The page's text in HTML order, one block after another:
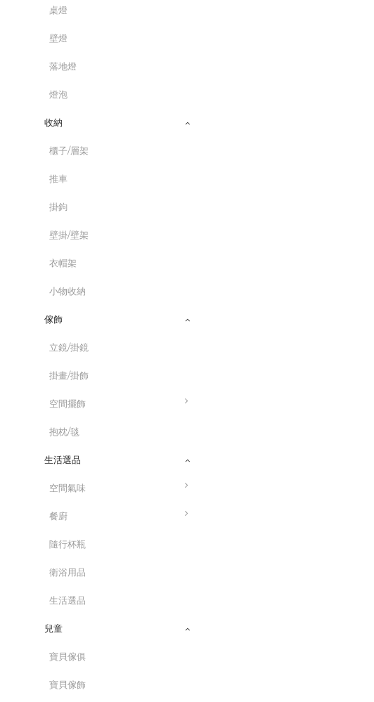
桌燈
壁燈
落地燈
燈泡
收納
櫃子/層架
推車
掛鉤
壁掛/壁架
衣帽架
小物收納
傢飾
立鏡/掛鏡
掛畫/掛飾
空間擺飾
抱枕/毯
生活選品
空間氣味
餐廚
隨行杯瓶
衛浴用品
生活選品
兒童
寶貝傢俱
寶貝傢飾